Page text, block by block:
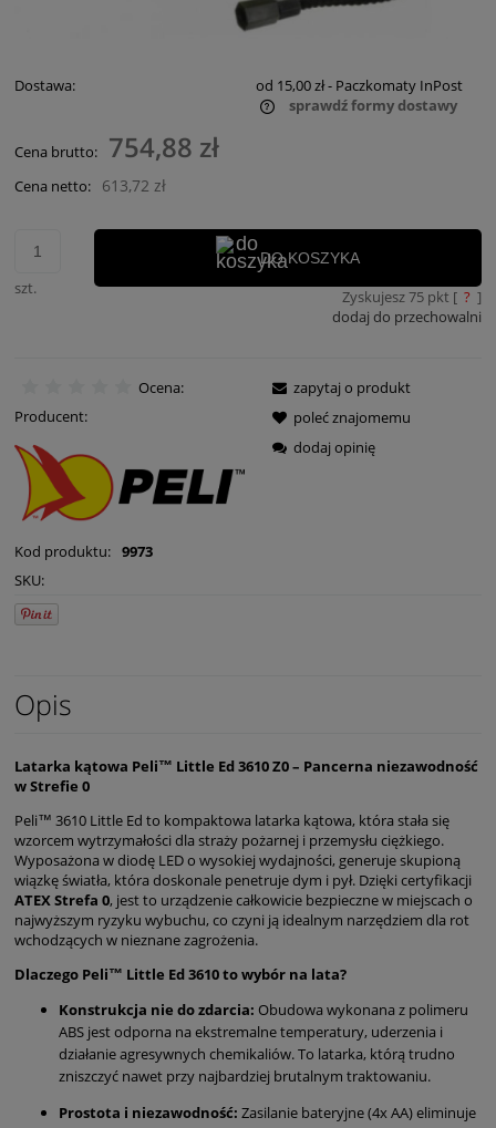
Dostawa: od 15,00 zł- Paczkomaty InPost
sprawdź formy dostawy
Cena brutto: 754,88 zł
Cena netto: 613,72 zł
szt.
DO KOSZYKA
Zyskujesz75pkt [ ? ]
dodaj do przechowalni
Ocena:
Producent:
Kod produktu: 9973
SKU:
zapytaj o produkt
poleć znajomemu
dodaj opinię
Opis
Latarka kątowa Peli™ Little Ed 3610 Z0 – Pancerna niezawodność
w Strefie 0
Peli™ 3610 Little Ed to kompaktowa latarka kątowa, która stała się
wzorcem wytrzymałości dla straży pożarnej i przemysłu ciężkiego.
Wyposażona w diodę LED o wysokiej wydajności, generuje skupioną
wiązkę światła, która doskonale penetruje dym i pył. Dzięki certyfikacji
ATEX Strefa 0, jest to urządzenie całkowicie bezpieczne w miejscach o
najwyższym ryzyku wybuchu, co czyni ją idealnym narzędziem dla rot
wchodzących w nieznane zagrożenia.
Dlaczego Peli™ Little Ed 3610 to wybór na lata?
Konstrukcja nie do zdarcia: Obudowa wykonana z polimeru
ABS jest odporna na ekstremalne temperatury, uderzenia i
działanie agresywnych chemikaliów. To latarka, którą trudno
zniszczyć nawet przy najbardziej brutalnym traktowaniu.
Prostota i niezawodność: Zasilanie bateryjne (4x AA) eliminuje